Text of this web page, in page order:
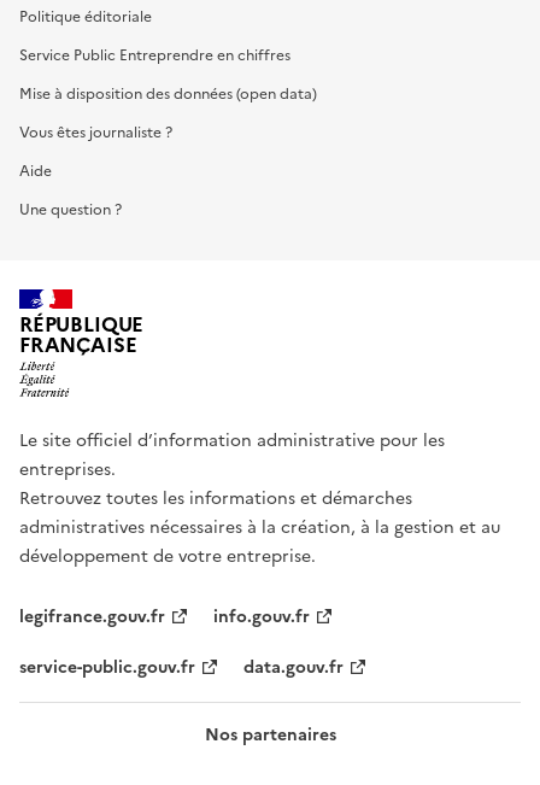
Politique éditoriale
Service Public Entreprendre en chiffres
Mise à disposition des données (open data)
Vous êtes journaliste ?
Aide
Une question ?
RÉPUBLIQUE
FRANÇAISE
Le site officiel d’information administrative pour les
entreprises.
Retrouvez toutes les informations et démarches
administratives nécessaires à la création, à la gestion et au
développement de votre entreprise.
legifrance.gouv.fr
info.gouv.fr
service-public.gouv.fr
data.gouv.fr
Nos partenaires